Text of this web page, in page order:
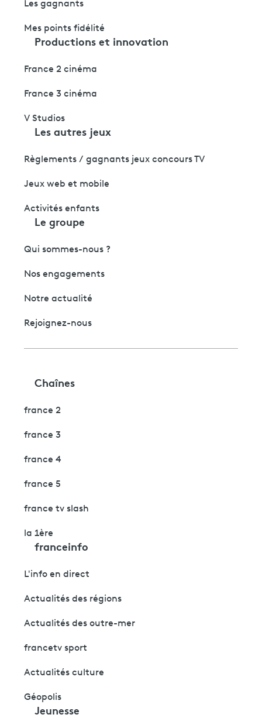
Les gagnants
Mes points fidélité
Productions et innovation
France 2 cinéma
France 3 cinéma
V Studios
Les autres jeux
Règlements / gagnants jeux concours TV
Jeux web et mobile
Activités enfants
Le groupe
Qui sommes-nous ?
Nos engagements
Notre actualité
Rejoignez-nous
Chaînes
france 2
france 3
france 4
france 5
france tv slash
la 1ère
franceinfo
L'info en direct
Actualités des régions
Actualités des outre-mer
francetv sport
Actualités culture
Géopolis
Jeunesse